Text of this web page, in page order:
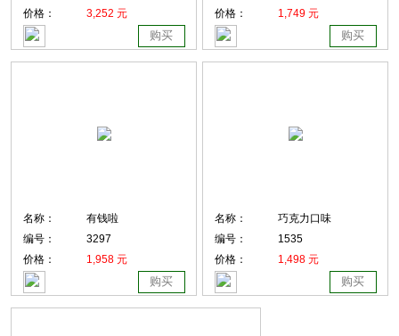
价格：
3,252 元
购买
价格：
1,749 元
购买
名称：
有钱啦
编号：
3297
价格：
1,958 元
购买
名称：
巧克力口味
编号：
1535
价格：
1,498 元
购买